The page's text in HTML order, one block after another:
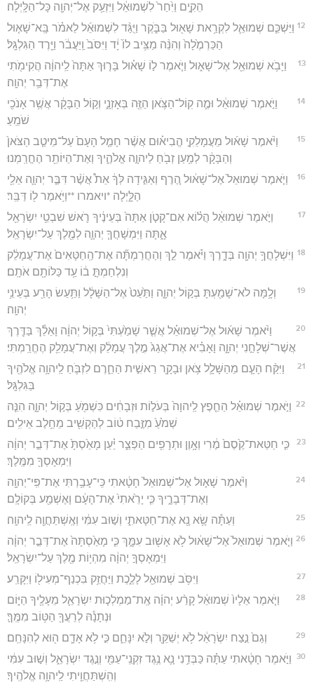
הֵקִ֑ים וַיִּ֙חַר֙ לִשְׁמוּאֵ֔ל וַיִּזְעַ֥ק אֶל־יְהוָ֖ה כָּל־הַלָּֽיְלָה׃
12 וַיַּשְׁכֵּ֧ם שְׁמוּאֵ֛ל לִקְרַ֥את שָׁא֖וּל בַּבֹּ֑קֶר וַיֻּגַּ֨ד לִשְׁמוּאֵ֜ל לֵאמֹ֗ר בָּֽא־שָׁא֤וּל
הַכַּרְמֶ֙לָה֙ וְהִנֵּ֨ה מַצִּ֥יב לוֹ֙ יָ֔ד וַיִּסֹּב֙ וַֽיַּעֲבֹ֔ר וַיֵּ֖רֶד הַגִּלְגָּֽל׃
13
וַיָּבֹ֥א שְׁמוּאֵ֖ל אֶל־שָׁא֑וּל וַיֹּ֧אמֶר ל֣וֹ שָׁא֗וּל בָּר֤וּךְ אַתָּה֙ לַֽיהוָ֔ה הֲקִימֹ֖תִי
אֶת־דְּבַ֥ר יְהוָֽה׃
14
וַיֹּ֣אמֶר שְׁמוּאֵ֔ל וּמֶ֛ה קֽוֹל־הַצֹּ֥אן הַזֶּ֖ה בְּאָזְנָ֑י וְק֣וֹל הַבָּקָ֔ר אֲשֶׁ֥ר אָנֹכִ֖י
שֹׁמֵֽעַ׃
15
וַיֹּ֨אמֶר שָׁא֜וּל מֵעֲמָלֵקִ֣י הֱבִיא֗וּם אֲשֶׁ֨ר חָמַ֤ל הָעָם֙ עַל־מֵיטַ֤ב הַצֹּאן֙
וְהַבָּקָ֔ר לְמַ֥עַן זְבֹ֖חַ לַיהוָ֣ה אֱלֹהֶ֑יךָ וְאֶת־הַיּוֹתֵ֖ר הֶחֱרַֽמְנוּ׃
16
וַיֹּ֤אמֶר שְׁמוּאֵל֙ אֶל־שָׁא֔וּל הֶ֚רֶף וְאַגִּ֣ידָה לְּךָ֔ אֵת֩ אֲשֶׁ֨ר דִּבֶּ֧ר יְהוָ֛ה אֵלַ֖י
הַלָּ֑יְלָה *ויאמרו **וַיֹּ֥אמֶר ל֖וֹ דַּבֵּֽר׃
17
וַיֹּ֣אמֶר שְׁמוּאֵ֔ל הֲל֗וֹא אִם־קָטֹ֤ן אַתָּה֙ בְּעֵינֶ֔יךָ רֹ֛אשׁ שִׁבְטֵ֥י יִשְׂרָאֵ֖ל
אָ֑תָּה וַיִּמְשָׁחֲךָ֧ יְהוָ֛ה לְמֶ֖לֶךְ עַל־יִשְׂרָאֵֽל׃
18 וַיִּשְׁלָחֲךָ֥ יְהוָ֖ה בְּדָ֑רֶךְ וַיֹּ֗אמֶר לֵ֣ךְ וְהַחֲרַמְתָּ֞ה אֶת־הַֽחַטָּאִים֙ אֶת־עֲמָלֵ֔ק
וְנִלְחַמְתָּ֣ ב֔וֹ עַ֥ד כַּלּוֹתָ֖ם אֹתָֽם׃
19
וְלָ֥מָּה לֹא־שָׁמַ֖עְתָּ בְּק֣וֹל יְהוָ֑ה וַתַּ֙עַט֙ אֶל־הַשָּׁלָ֔ל וַתַּ֥עַשׂ הָרַ֖ע בְּעֵינֵ֥י
יְהוָֽה׃
20
וַיֹּ֨אמֶר שָׁא֜וּל אֶל־שְׁמוּאֵ֗ל אֲשֶׁ֤ר שָׁמַ֙עְתִּי֙ בְּק֣וֹל יְהוָ֔ה וָאֵלֵ֕ךְ בַּדֶּ֖רֶךְ
אֲשֶׁר־שְׁלָחַ֣נִי יְהוָ֑ה וָאָבִ֗יא אֶת־אֲגַג֙ מֶ֣לֶךְ עֲמָלֵ֔ק וְאֶת־עֲמָלֵ֖ק הֶחֱרַֽמְתִּי׃
21
וַיִּקַּ֨ח הָעָ֧ם מֵהַשָּׁלָ֛ל צֹ֥אן וּבָקָ֖ר רֵאשִׁ֣ית הַחֵ֑רֶם לִזְבֹּ֛חַ לַֽיהוָ֥ה אֱלֹהֶ֖יךָ
בַּגִּלְגָּֽל׃
22
וַיֹּ֣אמֶר שְׁמוּאֵ֗ל הַחֵ֤פֶץ לַֽיהוָה֙ בְּעֹל֣וֹת וּזְבָחִ֔ים כִּשְׁמֹ֖עַ בְּק֣וֹל יְהוָ֑ה הִנֵּ֤ה
שְׁמֹ֙עַ֙ מִזֶּ֣בַח ט֔וֹב לְהַקְשִׁ֖יב מֵחֵ֥לֶב אֵילִֽים׃
23
כִּ֤י חַטַּאת־קֶ֙סֶם֙ מֶ֔רִי וְאָ֥וֶן וּתְרָפִ֖ים הַפְצַ֑ר יַ֗עַן מָאַ֙סְתָּ֙ אֶת־דְּבַ֣ר יְהוָ֔ה
וַיִּמְאָסְךָ֖ מִמֶּֽלֶךְ׃
24
וַיֹּ֨אמֶר שָׁא֤וּל אֶל־שְׁמוּאֵל֙ חָטָ֔אתִי כִּֽי־עָבַ֥רְתִּי אֶת־פִּֽי־יְהוָ֖ה
וְאֶת־דְּבָרֶ֑יךָ כִּ֤י יָרֵ֙אתִי֙ אֶת־הָעָ֔ם וָאֶשְׁמַ֖ע בְּקוֹלָֽם׃
25 וְעַתָּ֕ה שָׂ֥א נָ֖א אֶת־חַטָּאתִ֑י וְשׁ֣וּב עִמִּ֔י וְאֶֽשְׁתַּחֲוֶ֖ה לַֽיהוָֽה׃
26 וַיֹּ֤אמֶר שְׁמוּאֵל֙ אֶל־שָׁא֔וּל לֹ֥א אָשׁ֖וּב עִמָּ֑ךְ כִּ֤י מָאַ֙סְתָּה֙ אֶת־דְּבַ֣ר יְהוָ֔ה
וַיִּמְאָסְךָ֣ יְהוָ֔ה מִהְי֥וֹת מֶ֖לֶךְ עַל־יִשְׂרָאֵֽל׃
27 וַיִּסֹּ֥ב שְׁמוּאֵ֖ל לָלֶ֑כֶת וַיַּחֲזֵ֥ק בִּכְנַף־מְעִיל֖וֹ וַיִּקָּרַֽע׃
28
וַיֹּ֤אמֶר אֵלָיו֙ שְׁמוּאֵ֔ל קָרַ֨ע יְהוָ֜ה אֶֽת־מַמְלְכ֧וּת יִשְׂרָאֵ֛ל מֵעָלֶ֖יךָ הַיּ֑וֹם
וּנְתָנָ֕הּ לְרֵעֲךָ֖ הַטּ֥וֹב מִמֶּֽךָּ׃
29 וְגַם֙ נֵ֣צַח יִשְׂרָאֵ֔ל לֹ֥א יְשַׁקֵּ֖ר וְלֹ֣א יִנָּחֵ֑ם כִּ֣י לֹ֥א אָדָ֛ם ה֖וּא לְהִנָּחֵֽם׃
30
וַיֹּ֣אמֶר חָטָ֔אתִי עַתָּ֗ה כַּבְּדֵ֥נִי נָ֛א נֶ֥גֶד זִקְנֵֽי־עַמִּ֖י וְנֶ֣גֶד יִשְׂרָאֵ֑ל וְשׁ֣וּב עִמִּ֔י
וְהִֽשְׁתַּחֲוֵ֖יתִי לַֽיהוָ֥ה אֱלֹהֶֽיךָ׃